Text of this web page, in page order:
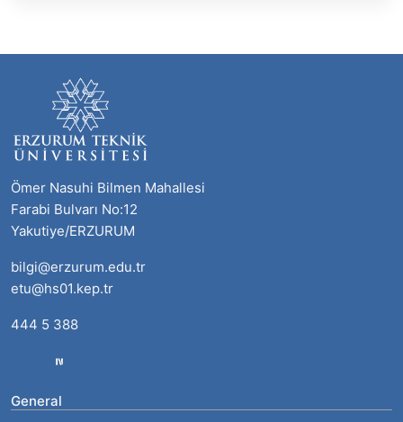
Ömer Nasuhi Bilmen Mahallesi
Farabi Bulvarı No:12
Yakutiye/ERZURUM
bilgi@erzurum.edu.tr
etu@hs01.kep.tr
444 5 388
General